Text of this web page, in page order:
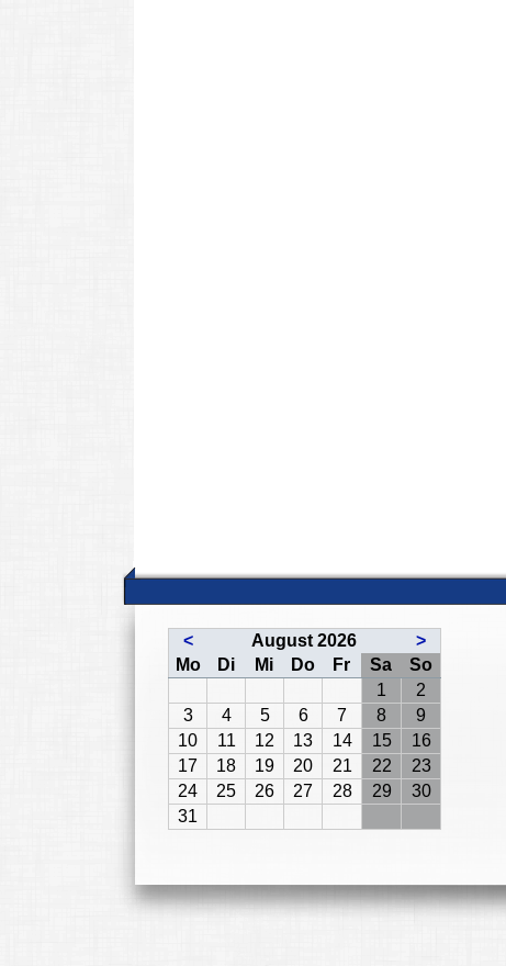
< August 2026
>
Montag
Dienstag
Mittwoch
Donnerstag
Freitag
Sa mstag
Sonntag
1
2
3
4 5 6 7 8
9
10
11 12 13 14 15
16
17
18 19 20 21 22
23
24
25 26 27 28 29
30
31